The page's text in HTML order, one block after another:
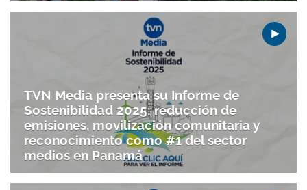
Gracias por suscribirte a nuestro boletín.
TVN Media presenta su Informe de
Sostenibilidad 2025: reducción de
emisiones, movilización comunitaria y
reconocimiento como #1 del sector
medios en Panamá